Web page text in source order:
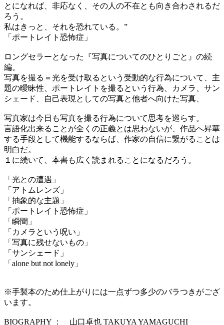
とになれば、非応なく、その人の不在とも向き合わされるだ
ろう。
私はきっと、それを恐れている。”
「ポートレイト恐怖症」
ロングセラーとなった『写真についてのひとりごと』の続
編。
写真を撮る＝光を受け取るという受動的な行為について、主
題の曖昧性、ポートレイトを撮るという行為、カメラ、サン
シェード、自己表現としての写真と他者へ向けた写真、
写真家は今日も写真を撮る行為について思考を巡らす。
言語化出来ることが全くの正義とは思わないが、作品へ昇華
する手段として機能するならば、作家の自信に繋がることは
明白だ。
１に続いて、本書も広く読まれることになるだろう。
「光との遭遇」
「アトムレンズ」
「抽象的な主題」
「ポートレイト恐怖症」
「瞬間」
「カメラという呪い」
「写真に残せないもの」
「サンシェード」
「alone but not lonely」
※手製本のため仕上がりには一点ずつ多少のバラつきがござ
います。
BIOGRAPHY ： 山口卓也 TAKUYA YAMAGUCHI